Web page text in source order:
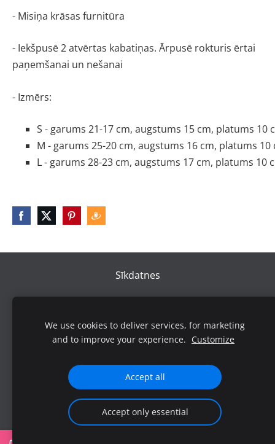
- Misiņa krāsas furnitūra
- Iekšpusē 2 atvērtas kabatiņas. Ārpusē rokturis ērtai
paņemšanai un nešanai
- Izmērs:
S - garums 21-17 cm, augstums 15 cm, platums 10
M - garums 25-20 cm, augstums 16 cm, platums 10
L - garums 28-23 cm, augstums 17 cm, platums 10
Sīkdatnes
We use cookies to deliver services, for marketing
and to improve your experience. Customize
Accept all
Accept only essential